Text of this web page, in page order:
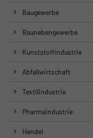
Baugewerbe
Baunebengewerbe
Kunststoffindustrie
Abfallwirtschaft
Textilindustrie
Pharmaindustrie
Handel